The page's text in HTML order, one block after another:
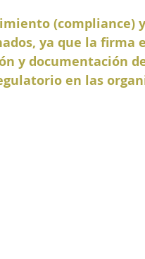
(compliance)
ya que la firma
y documentación
en las